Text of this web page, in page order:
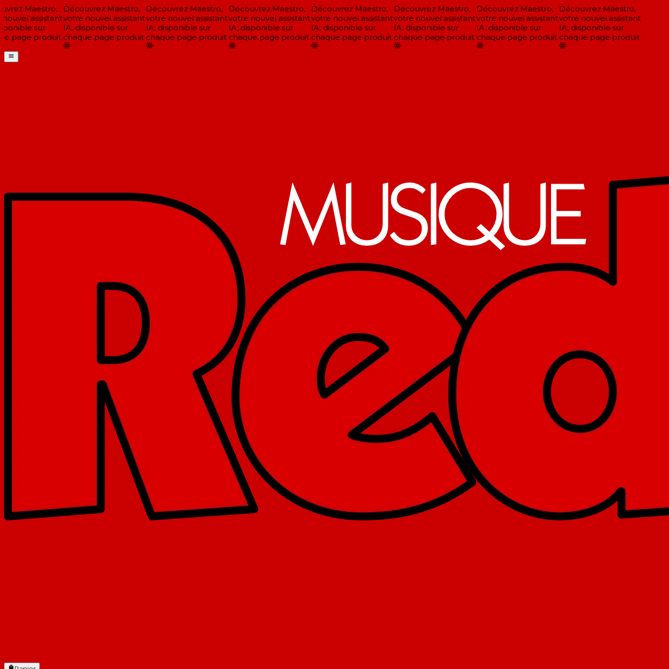
Maestro,
assistant
sur
page produit
Découvrez Maestro,
votre nouvel assistant
IA, disponible sur
chaque page produit
Découvrez Maestro,
votre nouvel assistant
IA, disponible sur
chaque page produit
Découvrez Maestro,
votre nouvel assistant
IA, disponible sur
chaque page produit
Découvrez Maestro,
votre nouvel assistant
IA, disponible sur
chaque page produit
Découvrez Maestro,
votre nouvel assistant
IA, disponible sur
chaque page produit
Découvrez Maestro,
votre nouvel assistant
IA, disponible sur
chaque page produit
Découvrez Maestro,
votre nouvel assistant
IA, disponible sur
chaque page produit